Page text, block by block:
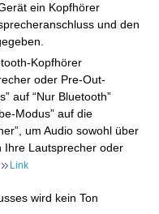
ein Kopfhörer
und den
Kopfhörer
oder Pre-Out-
auf “Nur Bluetooth”
Modus” auf die
um Audio sowohl über
Ihre Lautsprecher oder
Link
wird kein Ton